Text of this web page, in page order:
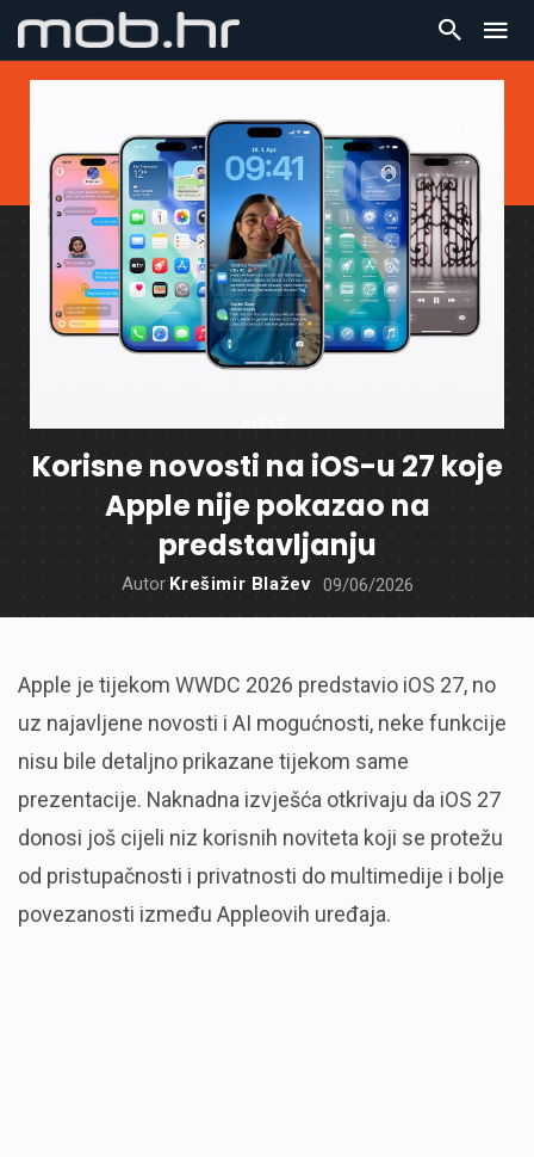
Korisne novosti na iOS-u 27 koje
Apple nije pokazao na
predstavljanju
Autor Krešimir Blažev 09/06/2026
Apple je tijekom WWDC 2026 predstavio iOS 27, no
uz najavljene novosti i AI mogućnosti, neke funkcije
nisu bile detaljno prikazane tijekom same
prezentacije. Naknadna izvješća otkrivaju da iOS 27
donosi još cijeli niz korisnih noviteta koji se protežu
od pristupačnosti i privatnosti do multimedije i bolje
povezanosti između Appleovih uređaja.